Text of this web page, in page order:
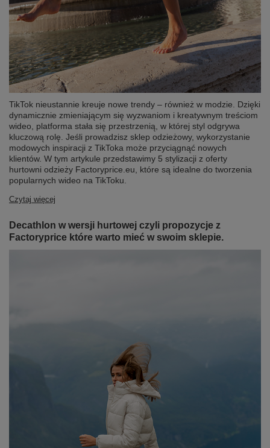
TikTok nieustannie kreuje nowe trendy – również w modzie. Dzięki
dynamicznie zmieniającym się wyzwaniom i kreatywnym treściom
wideo, platforma stała się przestrzenią, w której styl odgrywa
kluczową rolę. Jeśli prowadzisz sklep odzieżowy, wykorzystanie
modowych inspiracji z TikToka może przyciągnąć nowych
klientów. W tym artykule przedstawimy 5 stylizacji z oferty
hurtowni odzieży Factoryprice.eu, które są idealne do tworzenia
popularnych wideo na TikToku.
Czytaj więcej
Decathlon w wersji hurtowej czyli propozycje z
Factoryprice które warto mieć w swoim sklepie.